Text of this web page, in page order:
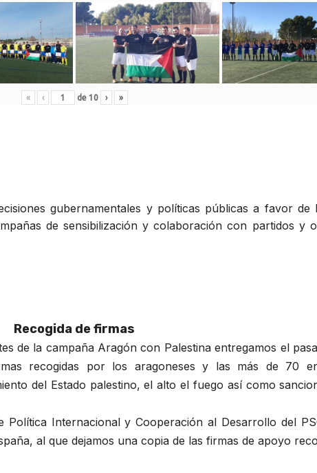
« ‹ de 10 › »
gubernamentales y políticas públicas a favor
de sensibilización y colaboración con partidos y
Recogida de firmas
de la campaña Aragón con Palestina entregamos el
recogidas por los aragoneses y las más de 70
del Estado palestino, el alto el fuego así como
Política Internacional y Cooperación al Desarrollo del
al que dejamos una copia de las firmas de apoyo